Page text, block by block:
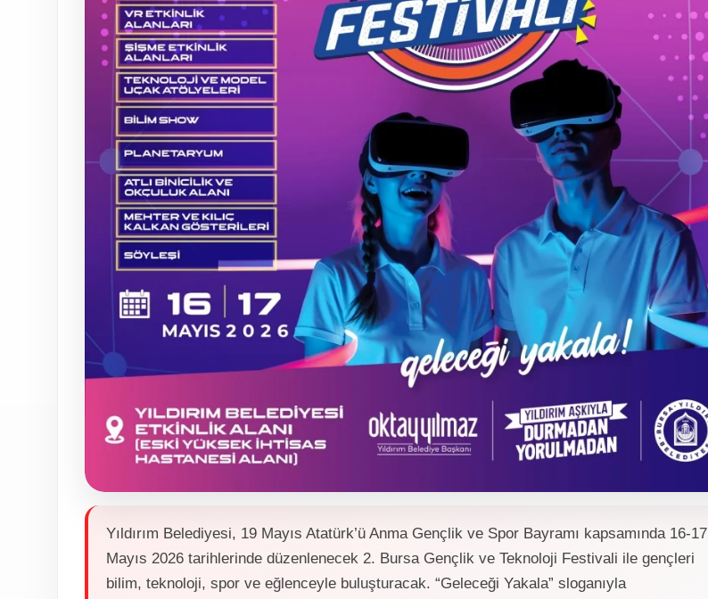
Yıldırım Belediyesi, 19 Mayıs Atatürk’ü Anma Gençlik ve Spor Bayramı kapsamında 16-17
Mayıs 2026 tarihlerinde düzenlenecek 2. Bursa Gençlik ve Teknoloji Festivali ile gençleri
bilim, teknoloji, spor ve eğlenceyle buluşturacak. “Geleceği Yakala” sloganıyla